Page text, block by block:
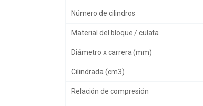
Número de cilindros
Material del bloque / culata
Diámetro x carrera (mm)
Cilindrada (cm3)
Relación de compresión